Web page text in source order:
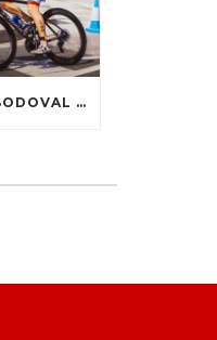
ALEX MANDÁK OPÄŤ BODOVAL V MELILLE – VÝBORNÉ 29. MIESTO MEDZI JUNIORMI A SILNÝ VÝKON V ŠTAFETE